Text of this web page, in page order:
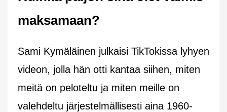
maksamaan?
Sami Kymäläinen julkaisi TikTokissa lyhyen
videon, jolla hän otti kantaa siihen, miten
meitä on peloteltu ja miten meille on
valehdeltu järjestelmällisesti aina 1960-